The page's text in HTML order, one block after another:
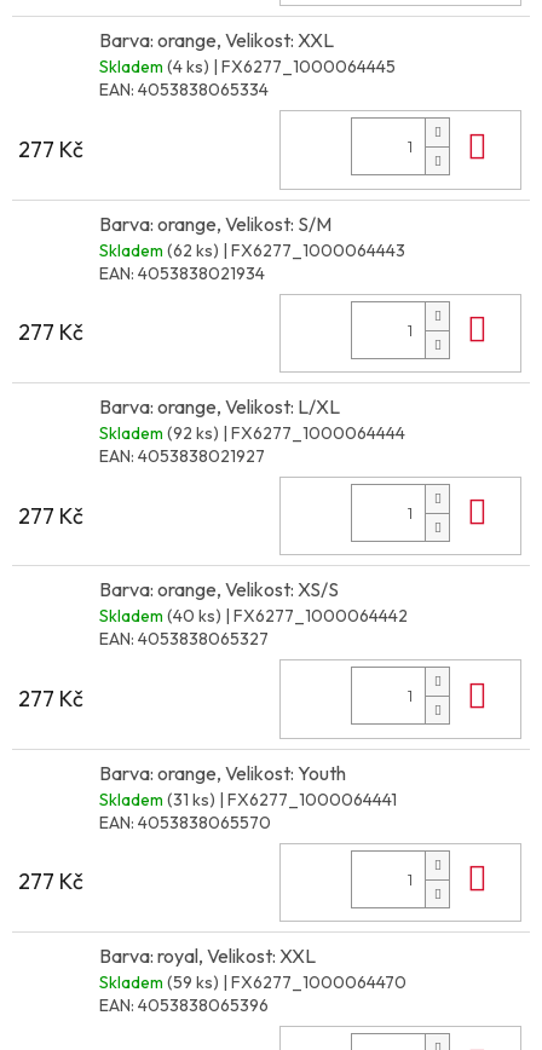
Barva: orange, Velikost: XXL
Skladem (4 ks) | FX6277_1000064445
EAN: 4053838065334
277 Kč
Barva: orange, Velikost: S/M
Skladem (62 ks) | FX6277_1000064443
EAN: 4053838021934
277 Kč
Barva: orange, Velikost: L/XL
Skladem (92 ks) | FX6277_1000064444
EAN: 4053838021927
277 Kč
Barva: orange, Velikost: XS/S
Skladem (40 ks) | FX6277_1000064442
EAN: 4053838065327
277 Kč
Barva: orange, Velikost: Youth
Skladem (31 ks) | FX6277_1000064441
EAN: 4053838065570
277 Kč
Barva: royal, Velikost: XXL
Skladem (59 ks) | FX6277_1000064470
EAN: 4053838065396